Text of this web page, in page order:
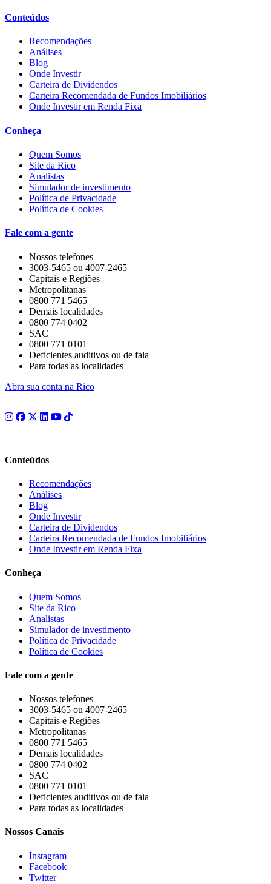
Conteúdos
Recomendações
Análises
Blog
Onde Investir
Carteira de Dividendos
Carteira Recomendada de Fundos Imobiliários
Onde Investir em Renda Fixa
Conheça
Quem Somos
Site da Rico
Analistas
Simulador de investimento
Política de Privacidade
Política de Cookies
Fale com a gente
Nossos telefones
3003-5465 ou 4007-2465
Capitais e Regiões
Metropolitanas
0800 771 5465
Demais localidades
0800 774 0402
SAC
0800 771 0101
Deficientes auditivos ou de fala
Para todas as localidades
Abra sua conta na Rico
Conteúdos
Recomendações
Análises
Blog
Onde Investir
Carteira de Dividendos
Carteira Recomendada de Fundos Imobiliários
Onde Investir em Renda Fixa
Conheça
Quem Somos
Site da Rico
Analistas
Simulador de investimento
Política de Privacidade
Política de Cookies
Fale com a gente
Nossos telefones
3003-5465 ou 4007-2465
Capitais e Regiões
Metropolitanas
0800 771 5465
Demais localidades
0800 774 0402
SAC
0800 771 0101
Deficientes auditivos ou de fala
Para todas as localidades
Nossos Canais
Instagram
Facebook
Twitter